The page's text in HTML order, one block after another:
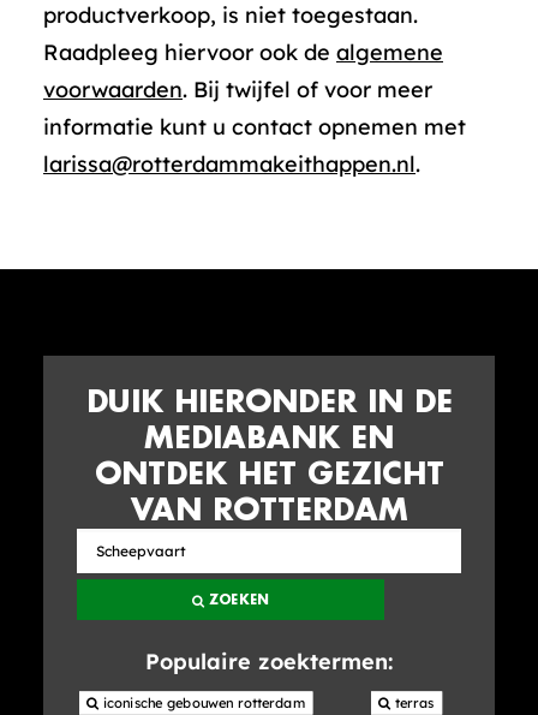
productverkoop, is niet toegestaan.
Raadpleeg hiervoor ook de algemene
voorwaarden. Bij twijfel of voor meer
informatie kunt u contact opnemen met
larissa@rotterdammakeithappen.nl.
DUIK HIERONDER IN DE
MEDIABANK EN
ONTDEK HET GEZICHT
VAN ROTTERDAM
Zoek
in
de
mediabank
ZOEKEN
Populaire zoektermen:
iconische gebouwen rotterdam terras